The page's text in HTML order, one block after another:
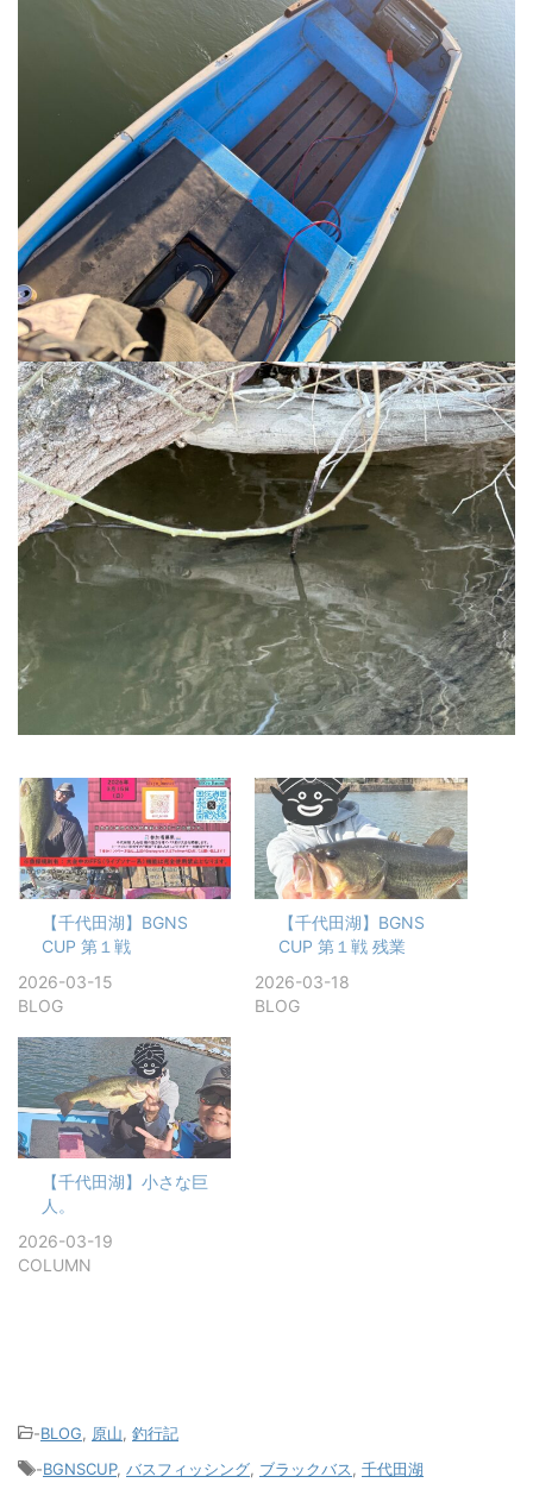
【千代田湖】BGNS
CUP 第１戦
2026-03-15
BLOG
【千代田湖】BGNS
CUP 第１戦 残業
2026-03-18
BLOG
【千代田湖】小さな巨
人。
2026-03-19
COLUMN
-BLOG 原山 釣行記
-BGNSCUP, バスフィッシング ブラックバス 千代田湖